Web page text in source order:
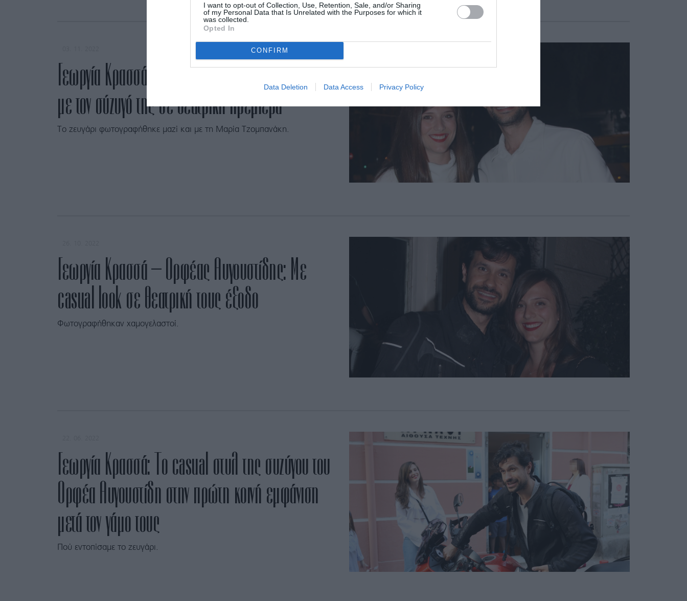
I want to opt-out of Collection, Use, Retention, Sale, and/or Sharing
of my Personal Data that Is Unrelated with the Purposes for which it
was collected.
Opted In
CONFIRM
Data Deletion Data Access Privacy Policy
Γεωργία Κρασσά: Η matchy – matchy εμφάνιση
με τον σύζυγό της σε θεατρική πρεμιέρα
Το ζευγάρι φωτογραφήθηκε μαζί και με τη Μαρία Τζομπανάκη.
Γεωργία Κρασσά – Ορφέας Αυγουστίδης: Με
casual look σε θεατρική τους έξοδο
Φωτογραφήθηκαν χαμογελαστοί.
Γεωργία Κρασσά: Το casual στυλ της συζύγου του
Ορφέα Αυγουστίδη στην πρώτη κοινή εμφάνιση
μετά τον γάμο τους
Πού εντοπίσαμε το ζευγάρι.